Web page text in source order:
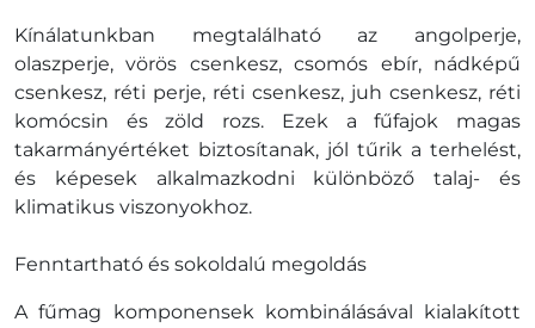
Kínálatunkban megtalálható az angolperje,
olaszperje, vörös csenkesz, csomós ebír, nádképű
csenkesz, réti perje, réti csenkesz, juh csenkesz, réti
komócsin és zöld rozs. Ezek a fűfajok magas
takarmányértéket biztosítanak, jól tűrik a terhelést,
és képesek alkalmazkodni különböző talaj- és
klimatikus viszonyokhoz.
Fenntartható és sokoldalú megoldás
A fűmag komponensek kombinálásával kialakított